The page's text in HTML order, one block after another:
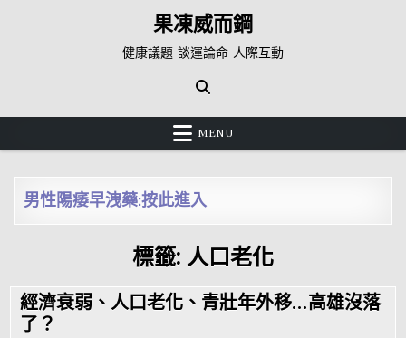
果凍威而鋼
健康議題 談運論命 人際互動
MENU
男性陽痿早洩藥:按此進入
標籤: 人口老化
經濟衰弱、人口老化、青壯年外移…高雄沒落
了？